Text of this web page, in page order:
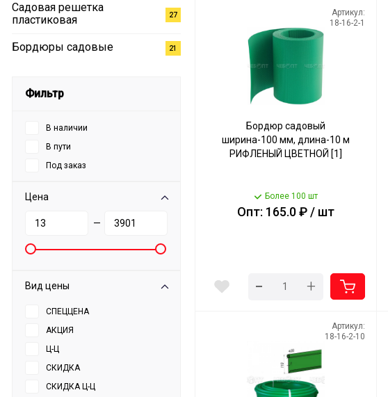
Садовая решетка
пластиковая
27
Бордюры садовые 21
Фильтр
В наличии
В пути
Под заказ
Цена
—
Вид цены
СПЕЦЦЕНА
АКЦИЯ
Ц-Ц
СКИДКА
СКИДКА Ц-Ц
Артикул:
18-16-2-1
Бордюр садовый
ширина-100 мм, длина-10 м
РИФЛЕНЫЙ ЦВЕТНОЙ [1]
Более 100 шт
Опт: 165.0 ₽ / шт
- +
Артикул:
18-16-2-10